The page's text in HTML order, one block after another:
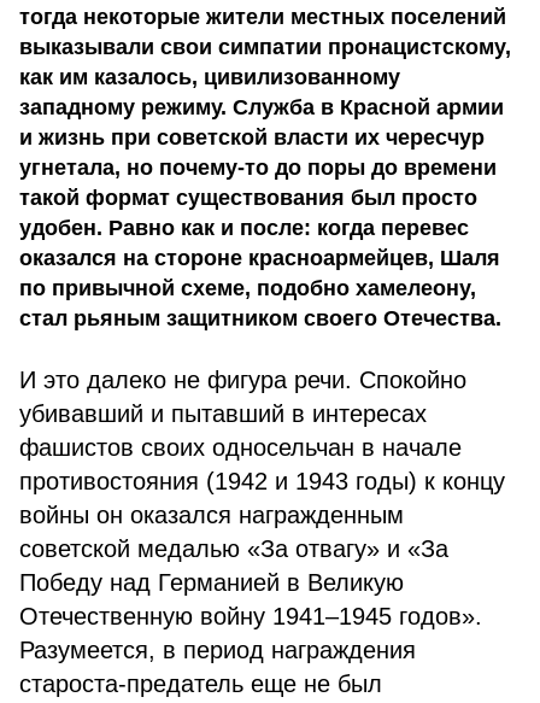
тогда некоторые жители местных поселений
выказывали свои симпатии пронацистскому,
как им казалось, цивилизованному
западному режиму. Служба в Красной армии
и жизнь при советской власти их чересчур
угнетала, но почему-то до поры до времени
такой формат существования был просто
удобен. Равно как и после: когда перевес
оказался на стороне красноармейцев, Шаля
по привычной схеме, подобно хамелеону,
стал рьяным защитником своего Отечества.
И это далеко не фигура речи. Спокойно
убивавший и пытавший в интересах
фашистов своих односельчан в начале
противостояния (1942 и 1943 годы) к концу
войны он оказался награжденным
советской медалью «За отвагу» и «За
Победу над Германией в Великую
Отечественную войну 1941–1945 годов».
Разумеется, в период награждения
староста-предатель еще не был